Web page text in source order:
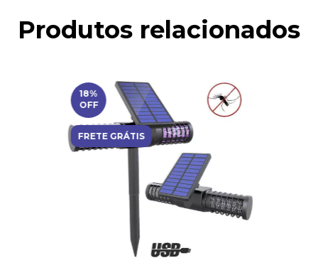
Produtos relacionados
18%
OFF
FRETE GRÁTIS